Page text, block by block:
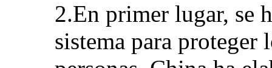
2.En primer lugar, se
sistema para proteger